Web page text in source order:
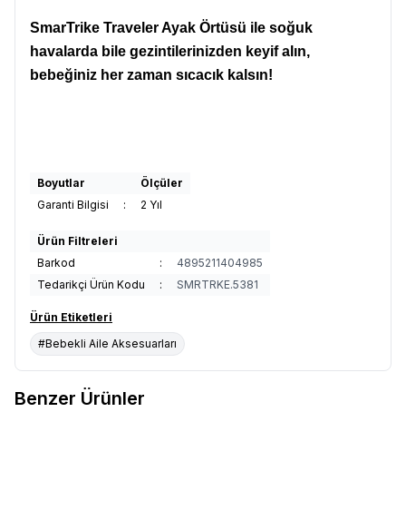
SmarTrike Traveler Ayak Örtüsü ile soğuk
havalarda bile gezintilerinizden keyif alın,
bebeğiniz her zaman sıcacık kalsın!
Boyutlar
Ölçüler
Garanti Bilgisi
: 2 Yıl
Ürün Filtreleri
Barkod
:
4895211404985
Tedarikçi Ürün Kodu
: SMRTRKE.5381
Ürün Etiketleri
#Bebekli Aile Aksesuarları
Benzer Ürünler